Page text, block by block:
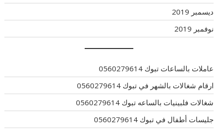
ديسمبر 2019
نوفمبر 2019
عاملات بالساعات تبوك 0560279614
ارقام شغالات بالشهر في تبوك 0560279614
شغالات فلبينيات بالساعه تبوك 0560279614
جليسات أطفال في تبوك 0560279614